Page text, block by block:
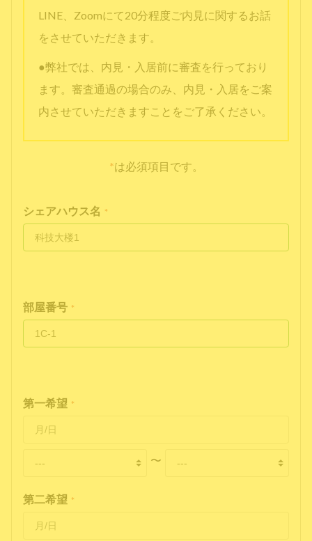
LINE、Zoomにて20分程度ご内見に関するお話
をさせていただきます。
●弊社では、内見・入居前に審査を行っており
ます。審査通過の場合のみ、内見・入居をご案
内させていただきますことをご了承ください。
*は必須項目です。
シェアハウス名 *
部屋番号 *
第一希望 *
〜
第二希望 *